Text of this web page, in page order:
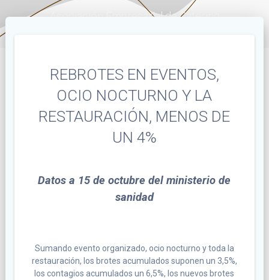
Asociación Empresarial de Catering
REBROTES EN EVENTOS,
OCIO NOCTURNO Y LA
RESTAURACIÓN, MENOS DE
UN 4%
Datos a 15 de octubre del ministerio de
sanidad
Sumando evento organizado, ocio nocturno y toda la
restauración, los brotes acumulados suponen un 3,5%,
los contagios acumulados un 6,5%, los nuevos brotes